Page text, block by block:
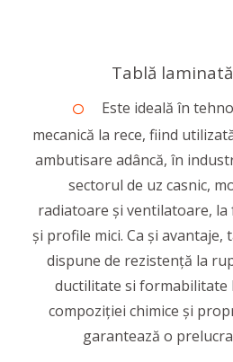
Tablă
Este ideală în
mecanică la rece, fiind
ambutisare adâncă, în
sectorul de uz casnic,
radiatoare şi ventilatoare,
şi profile mici. Ca și avantaje,
dispune de rezistenţă la
ductilitate si formabilitate
compoziției chimice și
garantează o